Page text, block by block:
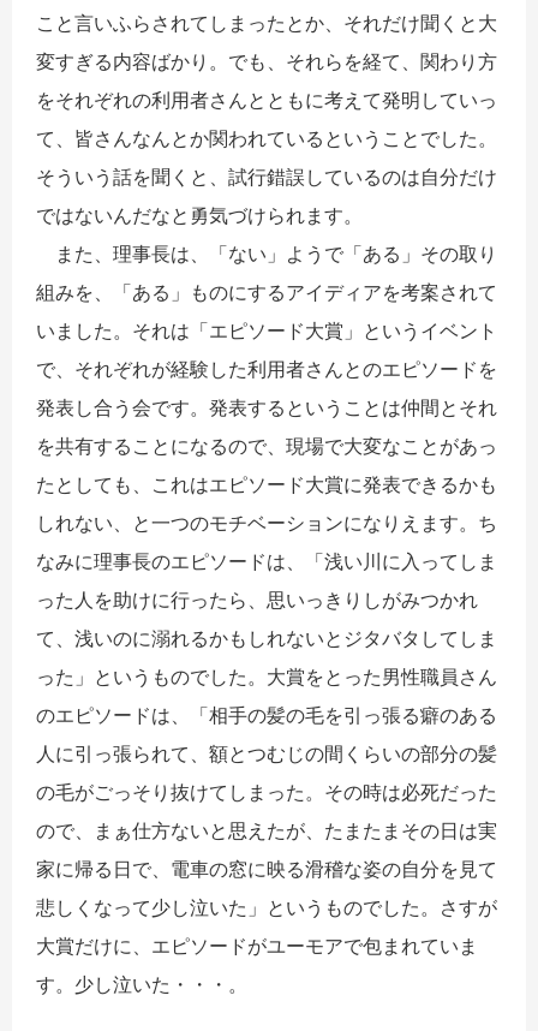
こと言いふらされてしまったとか、それだけ聞くと大
変すぎる内容ばかり。でも、それらを経て、関わり方
をそれぞれの利用者さんとともに考えて発明していっ
て、皆さんなんとか関われているということでした。
そういう話を聞くと、試行錯誤しているのは自分だけ
ではないんだなと勇気づけられます。
また、理事長は、「ない」ようで「ある」その取り
組みを、「ある」ものにするアイディアを考案されて
いました。それは「エピソード大賞」というイベント
で、それぞれが経験した利用者さんとのエピソードを
発表し合う会です。発表するということは仲間とそれ
を共有することになるので、現場で大変なことがあっ
たとしても、これはエピソード大賞に発表できるかも
しれない、と一つのモチベーションになりえます。ち
なみに理事長のエピソードは、「浅い川に入ってしま
った人を助けに行ったら、思いっきりしがみつかれ
て、浅いのに溺れるかもしれないとジタバタしてしま
った」というものでした。大賞をとった男性職員さん
のエピソードは、「相手の髪の毛を引っ張る癖のある
人に引っ張られて、額とつむじの間くらいの部分の髪
の毛がごっそり抜けてしまった。その時は必死だった
ので、まぁ仕方ないと思えたが、たまたまその日は実
家に帰る日で、電車の窓に映る滑稽な姿の自分を見て
悲しくなって少し泣いた」というものでした。さすが
大賞だけに、エピソードがユーモアで包まれていま
す。少し泣いた・・・。